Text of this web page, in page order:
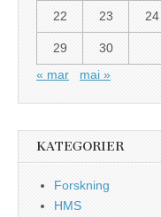
22 23 24
29
30
« mar
mai »
KATEGORIER
Forskning
HMS